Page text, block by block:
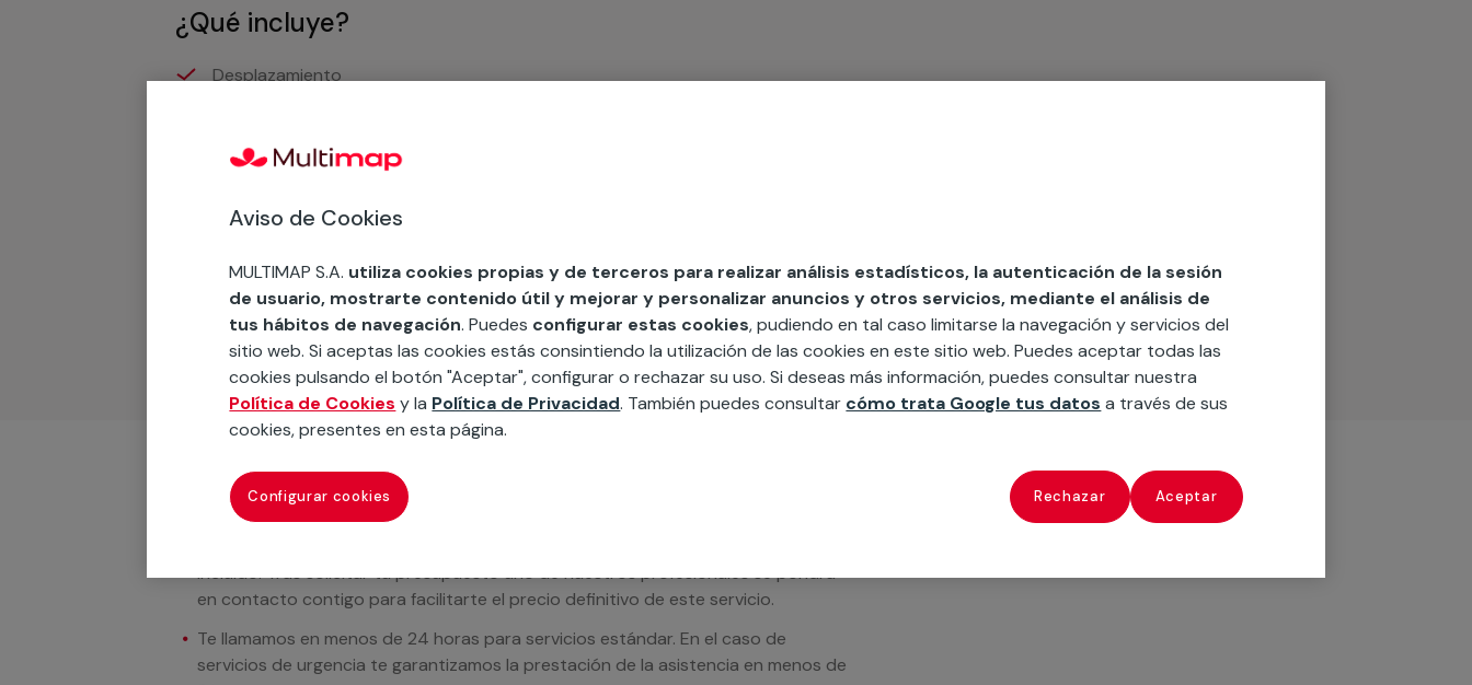
¿Qué incluye?
Desplazamiento
Recuerda que en MULTIMAP
Podemos ofrecer cualquier servicio a medida incluyendo todo lo que necesites:
materiales, equipamientos, electrodomésticos, etc. Cuéntanos que necesitas
cuando te llamemos.
Condiciones del servicio
incluido. Tras solicitar tu presupuesto uno de nuestros profesionales se pondrá
en contacto contigo para facilitarte el precio definitivo de este servicio.
Te llamamos en menos de 24 horas para servicios estándar. En el caso de
servicios de urgencia te garantizamos la prestación de la asistencia en menos de
Aviso de Cookies
MULTIMAP S.A. utiliza cookies propias y de terceros para realizar análisis estadísticos, la autenticación de la sesión
de usuario, mostrarte contenido útil y mejorar y personalizar anuncios y otros servicios, mediante el análisis de
tus hábitos de navegación. Puedes configurar estas cookies, pudiendo en tal caso limitarse la navegación y servicios del
sitio web. Si aceptas las cookies estás consintiendo la utilización de las cookies en este sitio web. Puedes aceptar todas las
cookies pulsando el botón "Aceptar", configurar o rechazar su uso. Si deseas más información, puedes consultar nuestra
Política de Cookies y la Política de Privacidad. También puedes consultar cómo trata Google tus datos a través de sus
cookies, presentes en esta página.
Configurar cookies Rechazar Aceptar